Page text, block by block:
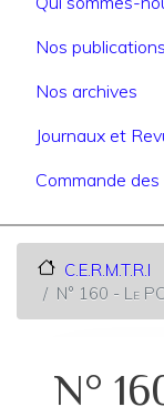
Nos publications
Nos archives
Journaux et
Commande
C.E.R.M.T.R.I
N° 160 - Le
N°